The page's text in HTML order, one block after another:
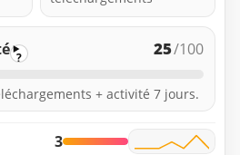
? 25/100
+ activité 7 jours.
3